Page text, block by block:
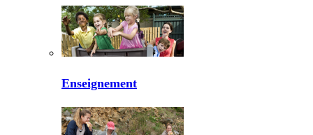
Enseignement